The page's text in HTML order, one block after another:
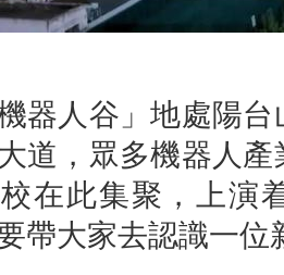
器人谷」地處陽
道，眾多機器人
在此集聚，上演
帶大家去認識一